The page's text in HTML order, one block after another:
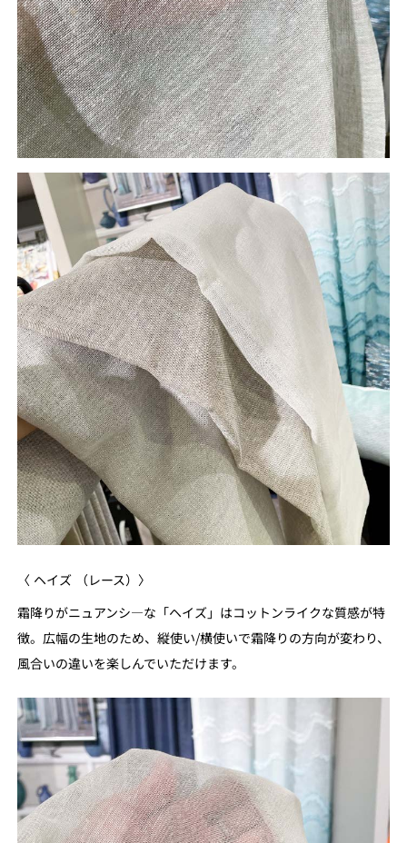
〈 ヘイズ （レース）〉
霜降りがニュアンシ―な「ヘイズ」はコットンライクな質感が特
徴。広幅の生地のため、縦使い/横使いで霜降りの方向が変わり、
風合いの違いを楽しんでいただけます。